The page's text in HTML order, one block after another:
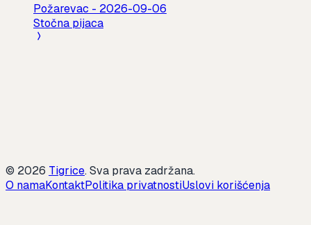
Požarevac - 2026-09-06
Stočna pijaca
© 2026 Tigrice.Sva prava zadržana.
O namaKontaktPolitika privatnostiUslovi korišćenja